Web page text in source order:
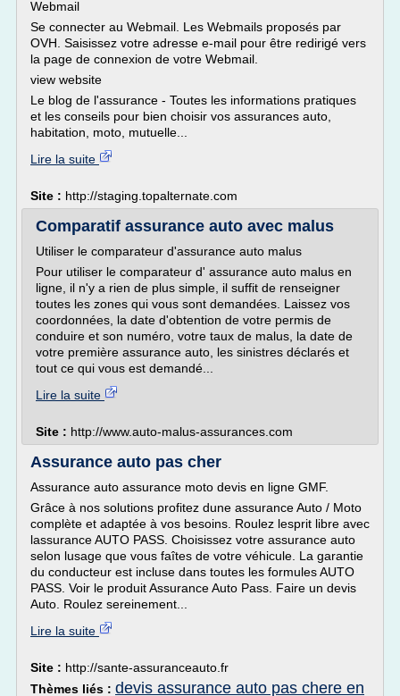
Webmail
Se connecter au Webmail. Les Webmails proposés par
OVH. Saisissez votre adresse e-mail pour être redirigé vers
la page de connexion de votre Webmail.
view website
Le blog de l'assurance - Toutes les informations pratiques
et les conseils pour bien choisir vos assurances auto,
habitation, moto, mutuelle...
Lire la suite
Site : http://staging.topalternate.com
Comparatif assurance auto avec malus
Utiliser le comparateur d'assurance auto malus
Pour utiliser le comparateur d' assurance auto malus en
ligne, il n'y a rien de plus simple, il suffit de renseigner
toutes les zones qui vous sont demandées. Laissez vos
coordonnées, la date d'obtention de votre permis de
conduire et son numéro, votre taux de malus, la date de
votre première assurance auto, les sinistres déclarés et
tout ce qui vous est demandé...
Lire la suite
Site : http://www.auto-malus-assurances.com
Assurance auto pas cher
Assurance auto assurance moto devis en ligne GMF.
Grâce à nos solutions profitez dune assurance Auto / Moto
complète et adaptée à vos besoins. Roulez lesprit libre avec
lassurance AUTO PASS. Choisissez votre assurance auto
selon lusage que vous faîtes de votre véhicule. La garantie
du conducteur est incluse dans toutes les formules AUTO
PASS. Voir le produit Assurance Auto Pass. Faire un devis
Auto. Roulez sereinement...
Lire la suite
Site : http://sante-assuranceauto.fr
Thèmes liés : devis assurance auto pas chere en